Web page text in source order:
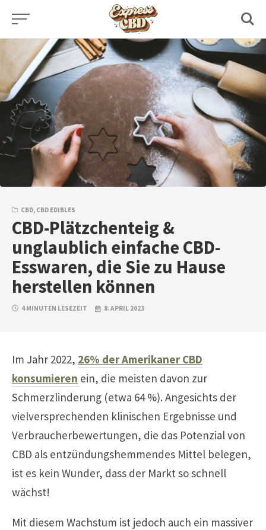
Skip
content
CBD, CBD EDIBLES
CBD-Plätzchenteig &
unglaublich einfache CBD-
Esswaren, die Sie zu Hause
herstellen können
4 MINUTEN LESEZEIT 8. APRIL 2023
Im Jahr 2022, 26% der Amerikaner CBD
konsumieren ein, die meisten davon zur
Schmerzlinderung (etwa 64 %). Angesichts der
vielversprechenden klinischen Ergebnisse und
Verbraucherbewertungen, die das Potenzial von
CBD als entzündungshemmendes Mittel belegen,
ist es kein Wunder, dass der Markt so schnell
wächst!
Mit diesem Wachstum ist jedoch auch ein massiver